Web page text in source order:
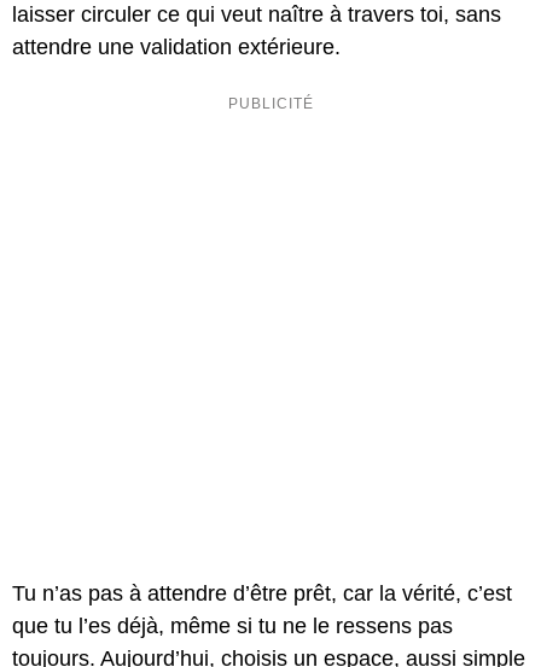
laisser circuler ce qui veut naître à travers toi, sans
attendre une validation extérieure.
Tu n’as pas à attendre d’être prêt, car la vérité, c’est
que tu l’es déjà, même si tu ne le ressens pas
toujours. Aujourd’hui, choisis un espace, aussi simple